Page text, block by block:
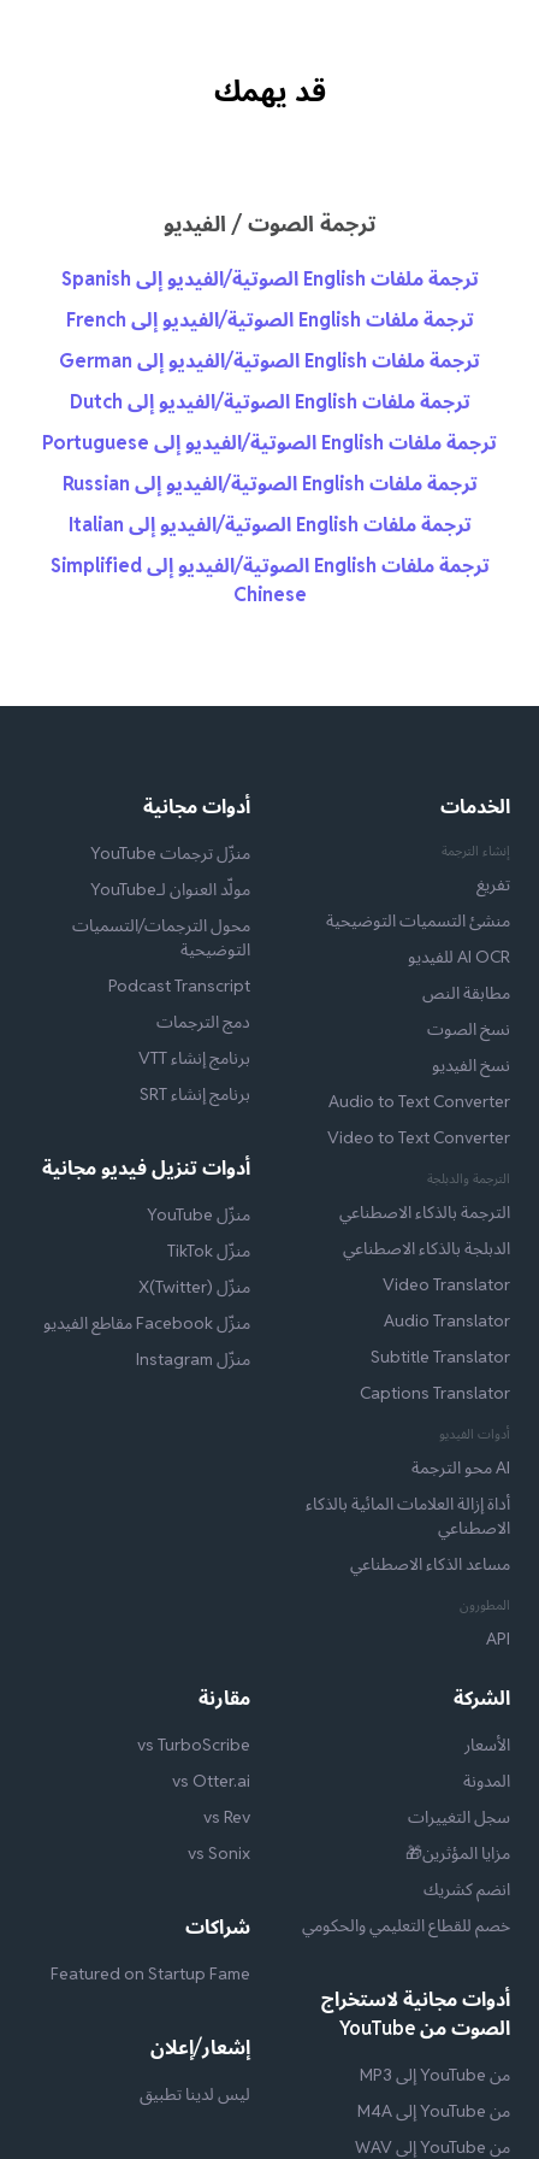
قد يهمك
ترجمة الصوت / الفيديو
ترجمة ملفات English الصوتية/الفيديو إلى Spanish
ترجمة ملفات English الصوتية/الفيديو إلى French
ترجمة ملفات English الصوتية/الفيديو إلى German
ترجمة ملفات English الصوتية/الفيديو إلى Dutch
ترجمة ملفات English الصوتية/الفيديو إلى Portuguese
ترجمة ملفات English الصوتية/الفيديو إلى Russian
ترجمة ملفات English الصوتية/الفيديو إلى Italian
ترجمة ملفات English الصوتية/الفيديو إلى Simplified
Chinese
الخدمات
إنشاء الترجمة
تفريغ
منشئ التسميات التوضيحية
AI OCR للفيديو
مطابقة النص
نسخ الصوت
نسخ الفيديو
Audio to Text Converter
Video to Text Converter
الترجمة والدبلجة
الترجمة بالذكاء الاصطناعي
الدبلجة بالذكاء الاصطناعي
Video Translator
Audio Translator
Subtitle Translator
Captions Translator
أدوات الفيديو
AI محو الترجمة
أداة إزالة العلامات المائية بالذكاء
الاصطناعي
مساعد الذكاء الاصطناعي
المطورون
API
أدوات مجانية
منزّل ترجمات YouTube
مولّد العنوان لـYouTube
محول الترجمات/التسميات
التوضيحية
Podcast Transcript
دمج الترجمات
برنامج إنشاء VTT
برنامج إنشاء SRT
أدوات تنزيل فيديو مجانية
منزّل YouTube
منزّل TikTok
منزّل X(Twitter)
منزّل Facebook مقاطع الفيديو
منزّل Instagram
الشركة
الأسعار
المدونة
سجل التغييرات
مزايا المؤثرين🎁
انضم كشريك
خصم للقطاع التعليمي والحكومي
أدوات مجانية لاستخراج
الصوت من YouTube
من YouTube إلى MP3
من YouTube إلى M4A
من YouTube إلى WAV
مقارنة
vs TurboScribe
vs Otter.ai
vs Rev
vs Sonix
شراكات
Featured on Startup Fame
إشعار/إعلان
ليس لدينا تطبيق